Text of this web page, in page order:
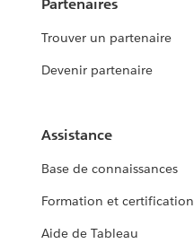
Partenaires
Trouver un partenaire
Devenir partenaire
Assistance
Base de connaissances
Formation et certification
Aide de Tableau